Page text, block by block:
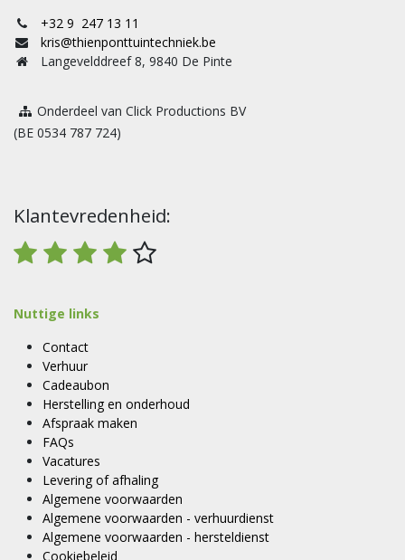
+32 9 247 13 11
kris@thienponttuintechniek.be
Langevelddreef 8, 9840 De Pinte
Onderdeel van Click Productions BV
(BE 0534 787 724)
Klantevredenheid:
Nuttige links
Contact
Verhuur
Cadeaubon
Herstelling en onderhoud
Afspraak maken
FAQs
Vacatures
Levering of afhaling
Algemene voorwaarden
Algemene voorwaarden - verhuurdienst
Algemene voorwaarden - hersteldienst
Cookiebeleid